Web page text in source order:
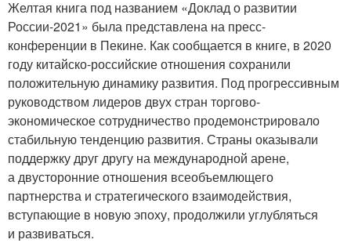
Желтая книга под названием «Доклад о развитии
России-2021» была представлена на пресс-
конференции в Пекине. Как сообщается в книге, в 2020
году китайско-российские отношения сохранили
положительную динамику развития. Под прогрессивным
руководством лидеров двух стран торгово-
экономическое сотрудничество продемонстрировало
стабильную тенденцию развития. Страны оказывали
поддержку друг другу на международной арене,
а двусторонние отношения всеобъемлющего
партнерства и стратегического взаимодействия,
вступающие в новую эпоху, продолжили углубляться
и развиваться.